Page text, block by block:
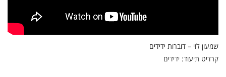
שמעון לוי – דוברות ידידים
קרדיט תיעוד: ידידים